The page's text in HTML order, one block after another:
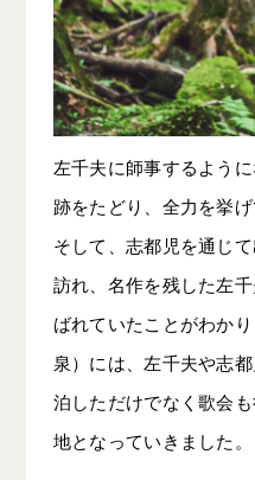
左千夫に師事するよう
跡をたどり、全力を挙
そして、志都児を通じ
訪れ、名作を残した左
ばれていたことがわか
泉）には、左千夫や志
泊しただけでなく歌会
地となっていきました。